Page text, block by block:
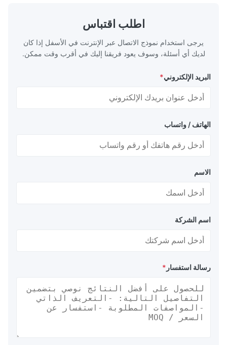
اطلب اقتباس
يرجى استخدام نموذج الاتصال عبر الإنترنت في الأسفل إذا كان
لديك أي أسئلة، وسوف يعود فريقنا إليك في أقرب وقت ممكن.
البريد الإلكتروني*
الهاتف / واتساب
اسم الشركة
رسالة استفسار*